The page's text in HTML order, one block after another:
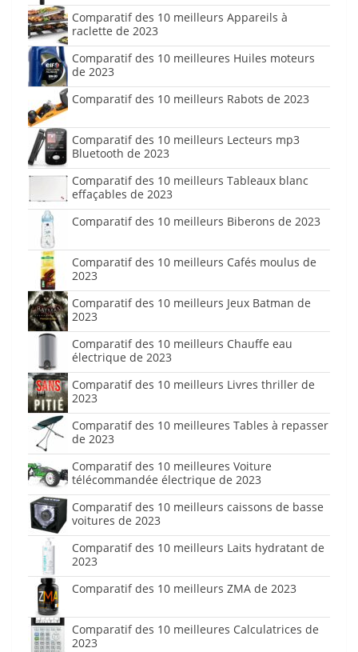
Comparatif des 10 meilleurs Appareils à
raclette de 2023
Comparatif des 10 meilleures Huiles moteurs
de 2023
Comparatif des 10 meilleurs Rabots de 2023
Comparatif des 10 meilleurs Lecteurs mp3
Bluetooth de 2023
Comparatif des 10 meilleurs Tableaux blanc
effaçables de 2023
Comparatif des 10 meilleurs Biberons de 2023
Comparatif des 10 meilleurs Cafés moulus de
2023
Comparatif des 10 meilleurs Jeux Batman de
2023
Comparatif des 10 meilleurs Chauffe eau
électrique de 2023
Comparatif des 10 meilleurs Livres thriller de
2023
Comparatif des 10 meilleures Tables à repasser
de 2023
Comparatif des 10 meilleures Voiture
télécommandée électrique de 2023
Comparatif des 10 meilleurs caissons de basse
voitures de 2023
Comparatif des 10 meilleurs Laits hydratant de
2023
Comparatif des 10 meilleurs ZMA de 2023
Comparatif des 10 meilleures Calculatrices de
2023